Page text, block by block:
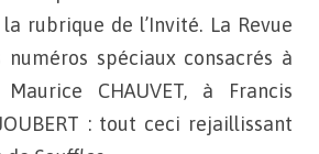
la rubrique de l’Invité. La Revue
spéciaux consacrés à
CHAUVET, à Francis
: tout ceci rejaillissant